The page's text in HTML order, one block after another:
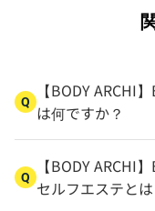
Q
【BODY ARCHI
は何ですか？
Q
【BODY ARCHI
セルフエステと